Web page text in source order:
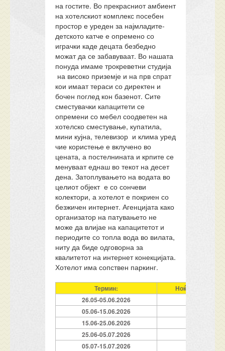
на гостите. Во прекрасниот амбиент
на хотелскиот комплекс посебен
простор е уреден за најмладите-
детското катче е опремено со
играчки каде децата безбедно
можат да се забавуваат. Во нашата
понуда имаме трокреветни студија
на високо приземје и на прв спрат
кои имаат тераси со директен и
бочен поглед кон базенот. Сите
сместувачки капацитети се
опремени со мебел соодветен на
хотелско сместување, купатила,
мини кујна, телевизор и клима уред
чие користење е вклучено во
цената, а постелнината и крпите се
менуваат еднаш во текот на десет
дена. Затоплувањето на водата во
целиот објект е со сончеви
колектори, а хотелот е покриен со
безжичен интернет. Агенцијата како
организатор на патувањето не
може да влијае на капацитетот и
периодите со топла вода во вилата,
ниту да биде одговорна за
квалитетот на интернет конекцијата.
Хотелот има сопствен паркинг.
Термин:
Ноќевања:
26.05-05.06.2026
05.06-15.06.2026
15.06-25.06.2026
25.06-05.07.2026
05.07-15.07.2026